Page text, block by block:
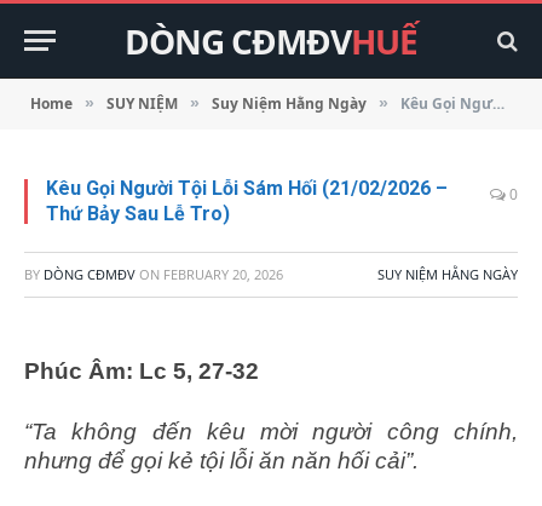
DÒNG CĐMĐVHUẾ
Home » SUY NIỆM » Suy Niệm Hằng Ngày » Kêu Gọi Người Tội Lỗi Sám Hối (21/02/2026 – Thứ Bảy Sau Lễ Tro)
Kêu Gọi Người Tội Lỗi Sám Hối (21/02/2026 –
Thứ Bảy Sau Lễ Tro)
0
BY DÒNG CĐMĐV ON FEBRUARY 20, 2026 SUY NIỆM HẰNG NGÀY
Phúc Âm: Lc 5, 27-32
“Ta không đến kêu mời người công chính,
nhưng để gọi kẻ tội lỗi ăn năn hối cải”.